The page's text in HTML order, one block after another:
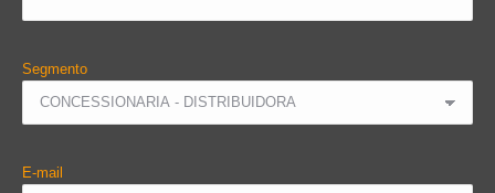
Segmento
E-mail